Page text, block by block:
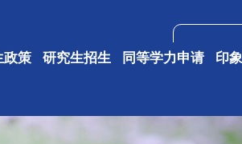
政策 研究生招生 同等学力申请 印